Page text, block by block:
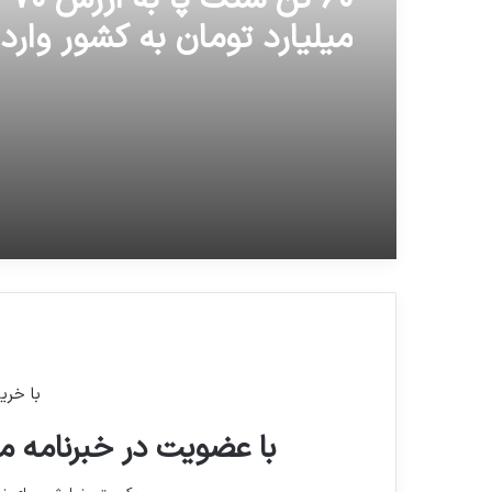
میلیارد تومان به کشور
با
با عضویت در خبرنامه